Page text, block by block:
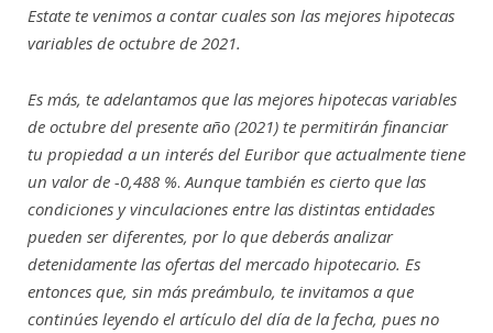
Estate te venimos a contar cuales son las mejores hipotecas
variables de octubre de 2021.
Es más, te adelantamos que las mejores hipotecas variables
de octubre del presente año (2021) te permitirán financiar
tu propiedad a un interés del Euribor que actualmente tiene
un valor de -0,488 %. Aunque también es cierto que las
condiciones y vinculaciones entre las distintas entidades
pueden ser diferentes, por lo que deberás analizar
detenidamente las ofertas del mercado hipotecario. Es
entonces que, sin más preámbulo, te invitamos a que
continúes leyendo el artículo del día de la fecha, pues no